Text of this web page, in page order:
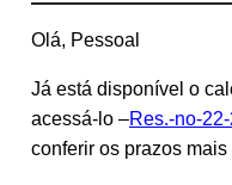
Olá, Pessoal
Já está disponível o
acessá-lo –Res.-no-
conferir os prazos mais